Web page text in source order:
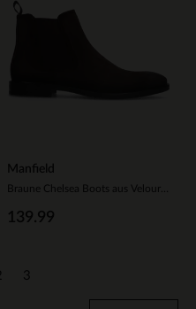
Manfield
Braune Chelsea Boots aus Veloursleder
139.99
3